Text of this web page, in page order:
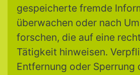
gespeicherte fremde
überwachen oder nach
forschen, die auf eine
Tätigkeit hinweisen.
Entfernung oder Sperrung